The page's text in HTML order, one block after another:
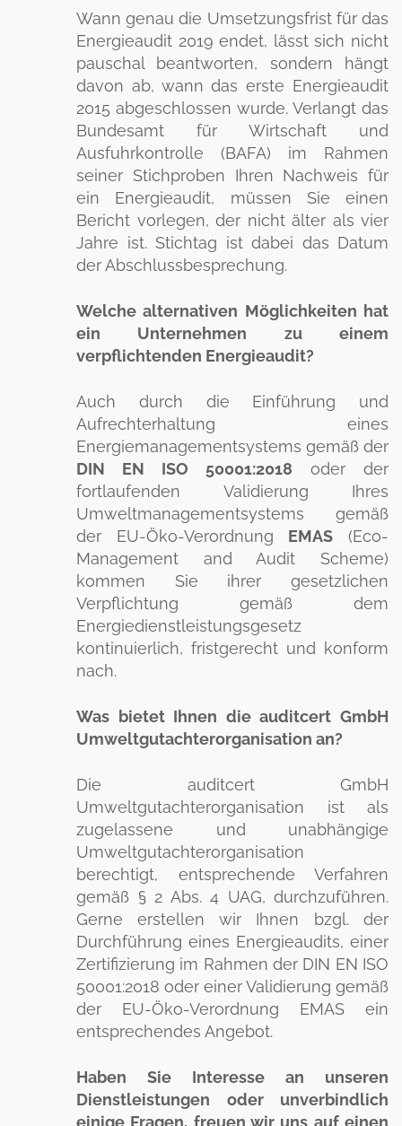
Wann genau die Umsetzungsfrist für das
Energieaudit 2019 endet, lässt sich nicht
pauschal beantworten, sondern hängt
davon ab, wann das erste Energieaudit
2015 abgeschlossen wurde. Verlangt das
Bundesamt für Wirtschaft und
Ausfuhrkontrolle (BAFA) im Rahmen
seiner Stichproben Ihren Nachweis für
ein Energieaudit, müssen Sie einen
Bericht vorlegen, der nicht älter als vier
Jahre ist. Stichtag ist dabei das Datum
der Abschlussbesprechung.
Welche alternativen Möglichkeiten hat
ein Unternehmen zu einem
verpflichtenden Energieaudit?
Auch durch die Einführung und
Aufrechterhaltung eines
Energiemanagementsystems gemäß der
DIN EN ISO 50001:2018 oder der
fortlaufenden Validierung Ihres
Umweltmanagementsystems gemäß
der EU-Öko-Verordnung EMAS (Eco-
Management and Audit Scheme)
kommen Sie ihrer gesetzlichen
Verpflichtung gemäß dem
Energiedienstleistungsgesetz
kontinuierlich, fristgerecht und konform
nach.
Was bietet Ihnen die auditcert GmbH
Umweltgutachterorganisation an?
Die auditcert GmbH
Umweltgutachterorganisation ist als
zugelassene und unabhängige
Umweltgutachterorganisation
berechtigt, entsprechende Verfahren
gemäß § 2 Abs. 4 UAG, durchzuführen.
Gerne erstellen wir Ihnen bzgl. der
Durchführung eines Energieaudits, einer
Zertifizierung im Rahmen der DIN EN ISO
50001:2018 oder einer Validierung gemäß
der EU-Öko-Verordnung EMAS ein
entsprechendes Angebot.
Haben Sie Interesse an unseren
Dienstleistungen oder unverbindlich
einige Fragen, freuen wir uns auf einen